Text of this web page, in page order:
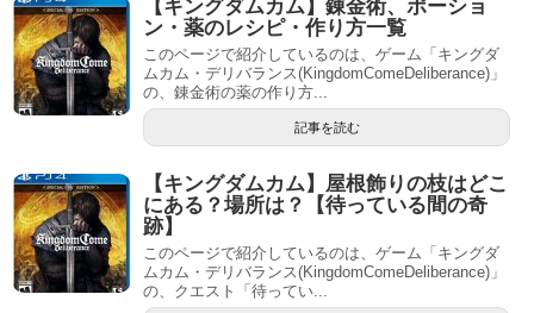
【キングダムカム】錬金術、ポーショ
ン・薬のレシピ・作り方一覧
このページで紹介しているのは、ゲーム「キングダ
ムカム・デリバランス(KingdomComeDeliberance)」
の、錬金術の薬の作り方...
記事を読む
【キングダムカム】屋根飾りの枝はどこ
にある？場所は？【待っている間の奇
跡】
このページで紹介しているのは、ゲーム「キングダ
ムカム・デリバランス(KingdomComeDeliberance)」
の、クエスト「待ってい...